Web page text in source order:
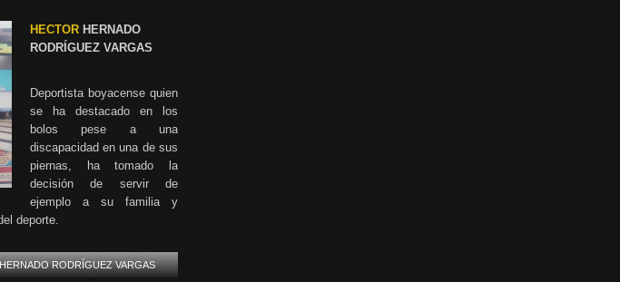
HECTORHERNADO
RODRÍGUEZ VARGAS
Deportista boyacense quien
se ha destacado en los
bolos pese a una
discapacidad en una de sus
piernas, ha tomado la
decisión de servir de
ejemplo a su familia y
deporte.
RODRÍGUEZ VARGAS